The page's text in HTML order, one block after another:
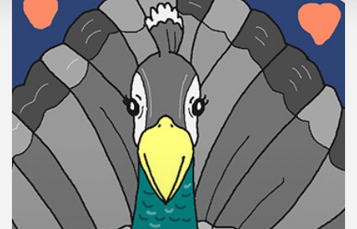
สต์
เพล
ย์
สต์
ของ
คุณ